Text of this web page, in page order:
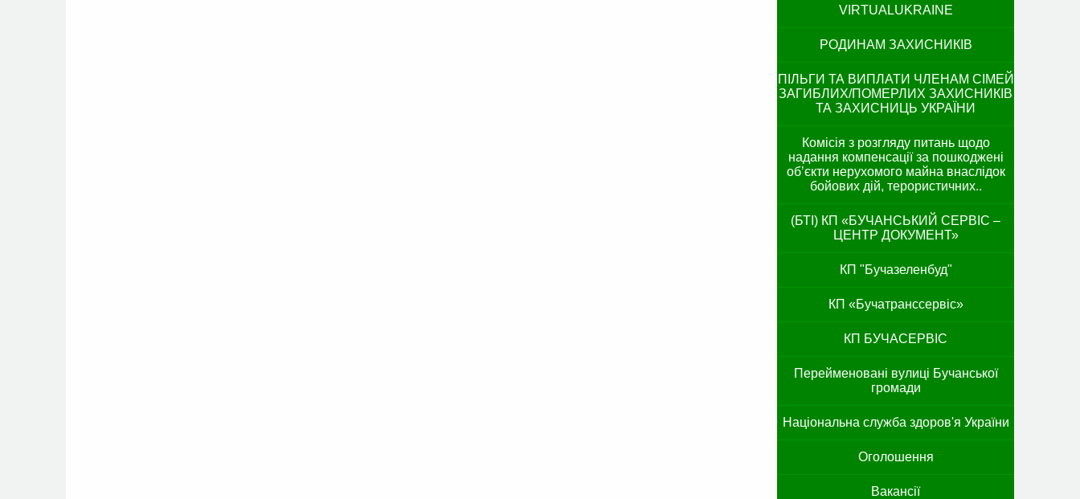
VIRTUALUKRAINE
РОДИНАМ ЗАХИСНИКІВ
ПІЛЬГИ ТА ВИПЛАТИ ЧЛЕНАМ СІМЕЙ
ЗАГИБЛИХ/ПОМЕРЛИХ ЗАХИСНИКІВ
ТА ЗАХИСНИЦЬ УКРАЇНИ
Комісія з розгляду питань щодо
надання компенсації за пошкоджені
об’єкти нерухомого майна внаслідок
бойових дій, терористичних..
(БТІ) КП «БУЧАНСЬКИЙ СЕРВІС –
ЦЕНТР ДОКУМЕНТ»
КП "Бучазеленбуд"
КП «Бучатранссервіс»
КП БУЧАСЕРВІС
Перейменовані вулиці Бучанської
громади
Національна служба здоров'я України
Оголошення
Вакансії